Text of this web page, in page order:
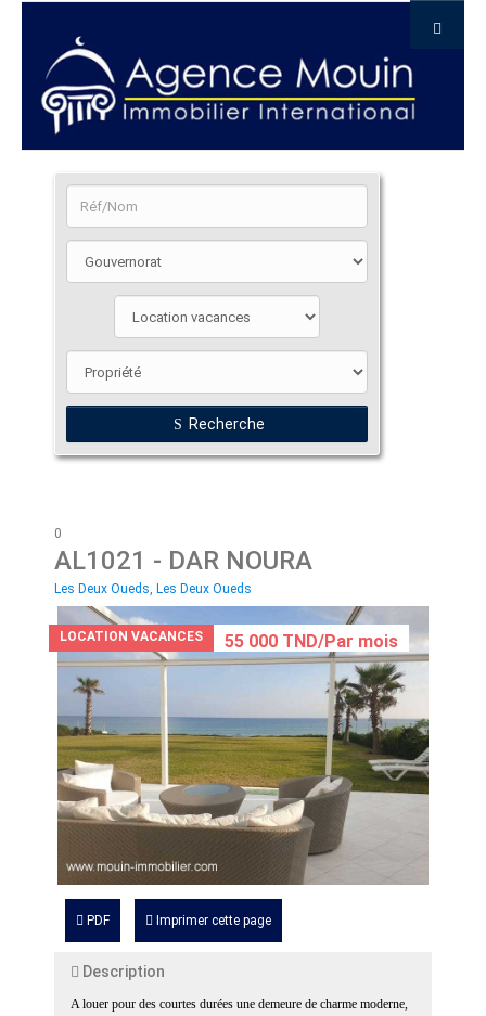
Recherche
0
AL1021 - DAR NOURA
Les Deux Oueds, Les Deux Oueds
LOCATION VACANCES 55 000 TND/Par mois
PDF Imprimer cette page
Description
A louer pour des courtes durées une demeure de charme moderne,